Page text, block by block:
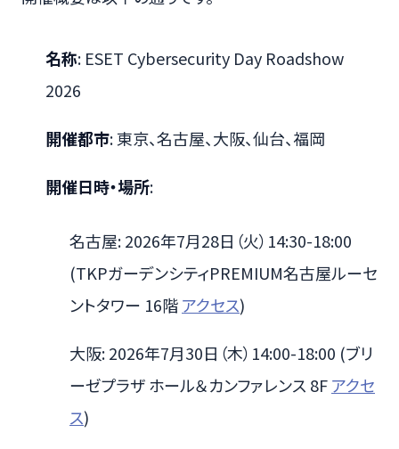
名称: ESET Cybersecurity Day Roadshow
2026
開催都市: 東京、名古屋、大阪、仙台、福岡
開催日時・場所:
名古屋: 2026年7月28日（火）14:30-18:00
(TKPガーデンシティPREMIUM名古屋ルーセ
ントタワー 16階アクセス)
大阪: 2026年7月30日（木）14:00-18:00 (ブリ
ーゼプラザ ホール＆カンファレンス 8Fアクセ
ス)